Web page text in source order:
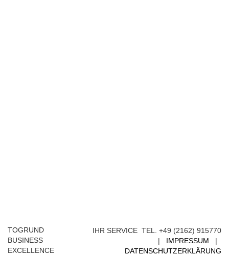
TOGRUND
BUSINESS
EXCELLENCE
IHR SERVICE TEL. +49 (2162) 915770
|
IMPRESSUM
|
DATENSCHUTZERKLÄRUNG